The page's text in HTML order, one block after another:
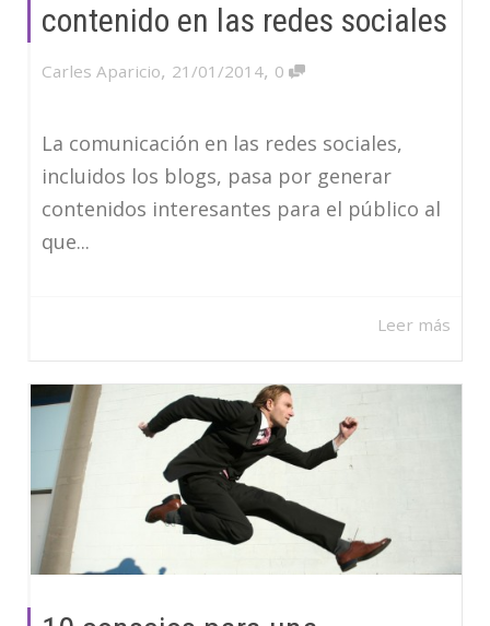
contenido en las redes sociales
Carles Aparicio, 21/01/2014, 0
La comunicación en las redes sociales,
incluidos los blogs, pasa por generar
contenidos interesantes para el público al
que...
Leer más